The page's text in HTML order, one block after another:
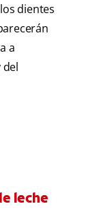
dientes
a
leche